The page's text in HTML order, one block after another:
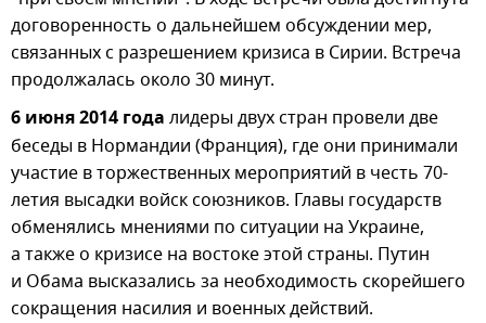
договоренность о дальнейшем обсуждении мер,
связанных с разрешением кризиса в Сирии. Встреча
продолжалась около 30 минут.
6 июня 2014 года лидеры двух стран провели две
беседы в Нормандии (Франция), где они принимали
участие в торжественных мероприятий в честь 70-
летия высадки войск союзников. Главы государств
обменялись мнениями по ситуации на Украине,
а также о кризисе на востоке этой страны. Путин
и Обама высказались за необходимость скорейшего
сокращения насилия и военных действий.